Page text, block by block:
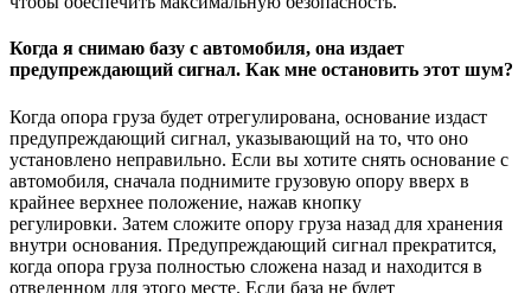
Когда я снимаю базу с автомобиля, она издает
предупреждающий сигнал. Как мне остановить этот шум?
Когда опора груза будет отрегулирована, основание издаст
предупреждающий сигнал, указывающий на то, что оно
установлено неправильно. Если вы хотите снять основание с
автомобиля, сначала поднимите грузовую опору вверх в
крайнее верхнее положение, нажав кнопку
регулировки. Затем сложите опору груза назад для хранения
внутри основания. Предупреждающий сигнал прекратится,
когда опора груза полностью сложена назад и находится в
отведенном для этого месте. Если база не будет